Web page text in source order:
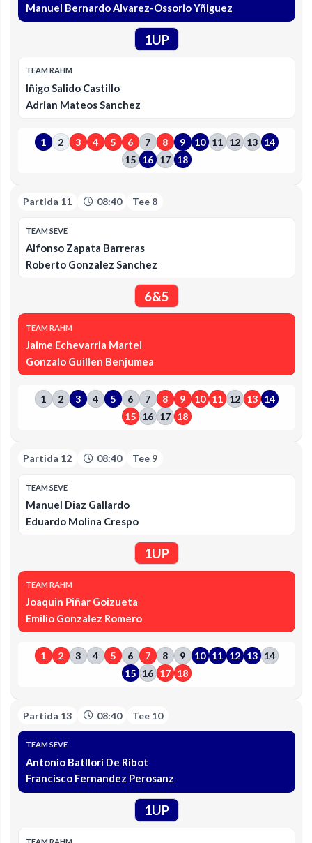
Manuel Bernardo Alvarez-Ossorio Yñiguez
1UP
TEAM RAHM
Iñigo Salido Castillo
Adrian Mateos Sanchez
1 2 3 4 5 6 7 8 9 10 11 12 13 14
15 16 17 18
Partida 11 08:40 Tee 8
TEAM SEVE
Alfonso Zapata Barreras
Roberto Gonzalez Sanchez
6&5
TEAM RAHM
Jaime Echevarria Martel
Gonzalo Guillen Benjumea
1 2 3 4 5 6 7 8 9 10 11 12 13 14
15 16 17 18
Partida 12 08:40 Tee 9
TEAM SEVE
Manuel Diaz Gallardo
Eduardo Molina Crespo
1UP
TEAM RAHM
Joaquin Piñar Goizueta
Emilio Gonzalez Romero
1 2 3 4 5 6 7 8 9 10 11 12 13 14
15 16 17 18
Partida 13 08:40 Tee 10
TEAM SEVE
Antonio Batllori De Ribot
Francisco Fernandez Perosanz
1UP